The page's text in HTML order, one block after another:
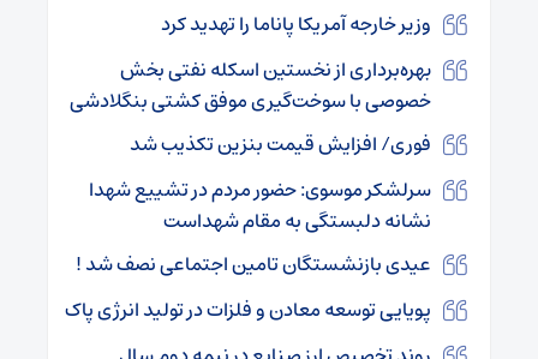
وزیر خارجه آمریکا پاناما را تهدید کرد
بهره‌برداری از نخستین اسکله نفتی بخش
خصوصی با سوخت‌گیری موفق کشتی بنگلادشی
فوری/ افزایش قیمت بنزین تکذیب شد
سرلشکر موسوی: حضور مردم در تشییع شهدا
نشانه دلبستگی به مقام شهداست
عیدی بازنشستگان تامین اجتماعی نصف شد !
پویایی توسعه معادن و فلزات در تولید انرژی پاک